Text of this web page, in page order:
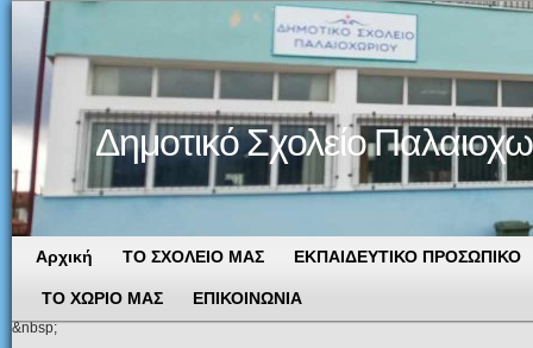
Δημοτικό Σχολείο
Αρχική ΤΟ ΣΧΟΛΕΙΟ ΜΑΣ ΕΚΠΑΙΔΕΥΤΙΚΟ ΠΡΟΣΩΠΙΚΟ
ΤΟ ΧΩΡΙΟ ΜΑΣ ΕΠΙΚΟΙΝΩΝΙΑ
&nbsp;